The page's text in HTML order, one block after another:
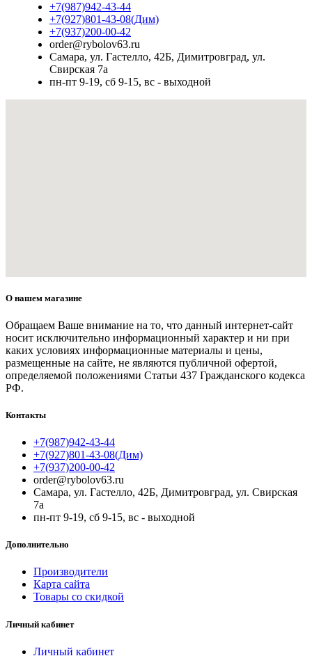
+7(987)942-43-44
+7(927)801-43-08(Дим)
+7(937)200-00-42
order@rybolov63.ru
Самара, ул. Гастелло, 42Б, Димитровград, ул.
Свирская 7а
пн-пт 9-19, сб 9-15, вс - выходной
О нашем магазине
Обращаем Ваше внимание на то, что данный интернет-сайт
носит исключительно информационный характер и ни при
каких условиях информационные материалы и цены,
размещенные на сайте, не являются публичной офертой,
определяемой положениями Статьи 437 Гражданского кодекса
РФ.
Контакты
+7(987)942-43-44
+7(927)801-43-08(Дим)
+7(937)200-00-42
order@rybolov63.ru
Самара, ул. Гастелло, 42Б, Димитровград, ул. Свирская
7а
пн-пт 9-19, сб 9-15, вс - выходной
Дополнительно
Производители
Карта сайта
Товары со скидкой
Личный кабинет
Личный кабинет